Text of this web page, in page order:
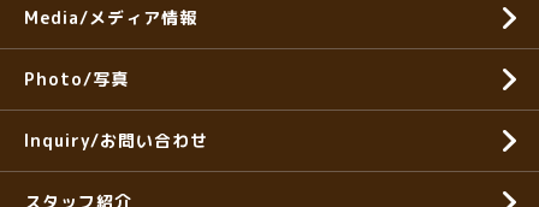
Media/メディア情報
Photo/写真
Inquiry/お問い合わせ
スタッフ紹介